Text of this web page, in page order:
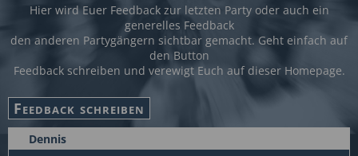
Hier wird Euer Feedback zur letzten Party oder auch ein
generelles Feedback
den anderen Partygängern sichtbar gemacht. Geht einfach auf
den Button
Feedback schreiben und verewigt Euch auf dieser Homepage.
Dennis